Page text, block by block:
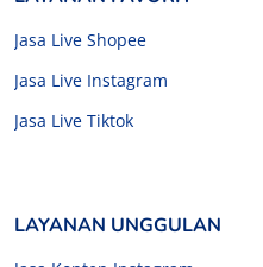
Jasa Live Shopee
Jasa Live Instagram
Jasa Live Tiktok
LAYANAN UNGGULAN